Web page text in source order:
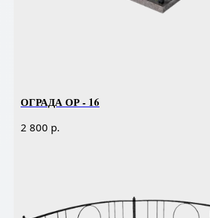
ОГРАДА ОР - 16
2 800 р.